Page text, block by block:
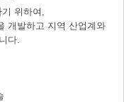
위하여,
개발하고 지역 산업계와
다.